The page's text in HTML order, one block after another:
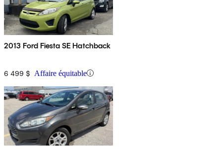
2013 Ford Fiesta SE Hatchback
6 499 $ Affaire équitable